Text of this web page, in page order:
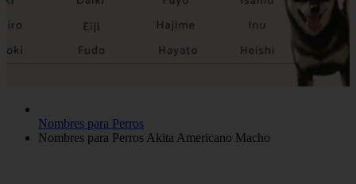
Nombres para Perros
Nombres para Perros Akita Americano Macho